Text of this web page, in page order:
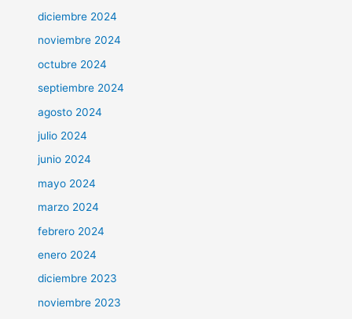
diciembre 2024
noviembre 2024
octubre 2024
septiembre 2024
agosto 2024
julio 2024
junio 2024
mayo 2024
marzo 2024
febrero 2024
enero 2024
diciembre 2023
noviembre 2023